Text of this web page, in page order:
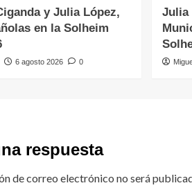
y Julia López,
en la Solheim
6 agosto 2026 0
Julia
respuesta
de correo electrónico no será